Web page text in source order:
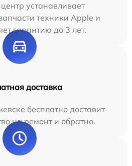
устанавливает
техники Apple и
гарантию до 3 лет.
доставка
бесплатно доставит
на ремонт и обратно.